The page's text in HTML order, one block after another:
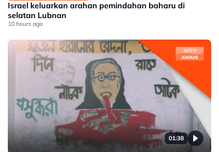
Israel keluarkan arahan pemindahan baharu di
selatan Lubnan
10 hours ago
01:38